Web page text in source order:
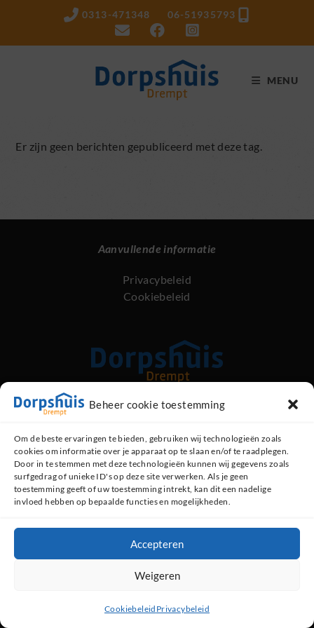
Beheer cookie toestemming
Om de beste ervaringen te bieden, gebruiken wij technologieën zoals
cookies om informatie over je apparaat op te slaan en/of te raadplegen.
Door in te stemmen met deze technologieën kunnen wij gegevens zoals
surfgedrag of unieke ID's op deze site verwerken. Als je geen
toestemming geeft of uw toestemming intrekt, kan dit een nadelige
invloed hebben op bepaalde functies en mogelijkheden.
Accepteren
Weigeren
Cookiebeleid Privacybeleid
inhoud
0313-471348 06-51935793
MENU
Er zijn geen berichten gepubliceerd met deze tag.
Aanvullende informatie
Privacybeleid
Cookiebeleid
Kerkstraat 89, 6996 AG Drempt
Contact opnemen
0313 - 47 13 48 (dorpshuis)
06 - 519 35 793 (beheerder)
WhatsApp
Dorpshuis Drempt - website door
★★★